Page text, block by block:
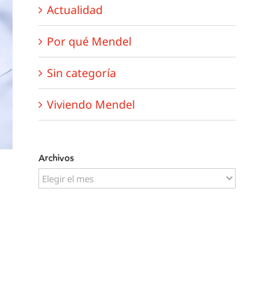
Actualidad
Por qué Mendel
Sin categoría
Viviendo Mendel
Archivos
Archivos